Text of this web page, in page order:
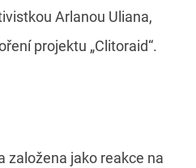
Arlanou Uliana,
projektu „Clitoraid“.
založena jako reakce na